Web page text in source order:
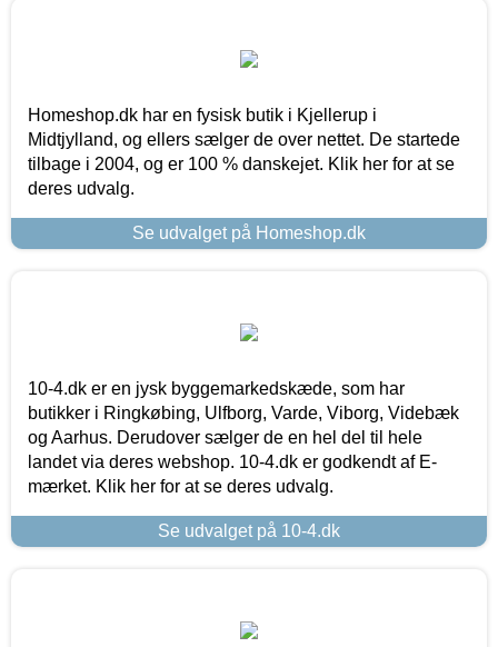
Homeshop.dk har en fysisk butik i Kjellerup i
Midtjylland, og ellers sælger de over nettet. De startede
tilbage i 2004, og er 100 % danskejet. Klik her for at se
deres udvalg.
Se udvalget på Homeshop.dk
10-4.dk er en jysk byggemarkedskæde, som har
butikker i Ringkøbing, Ulfborg, Varde, Viborg, Videbæk
og Aarhus. Derudover sælger de en hel del til hele
landet via deres webshop. 10-4.dk er godkendt af E-
mærket. Klik her for at se deres udvalg.
Se udvalget på 10-4.dk